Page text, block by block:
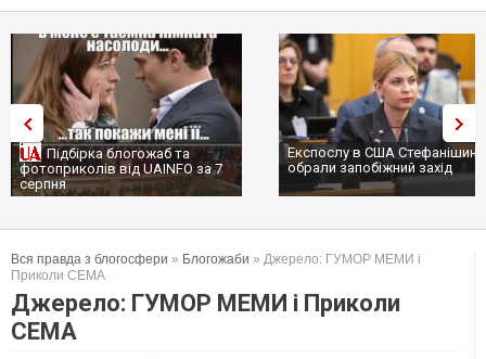
Підбірка блогожаб та
фотоприколів від UAINFO за 7
серпня
Експослу в США
обрали запобіжний захід
Вся правда з блогосфери » Блогожаби » Джерело: ГУМОР МЕМИ і
Приколи СЕМА
Джерело: ГУМОР МЕМИ і Приколи
СЕМА